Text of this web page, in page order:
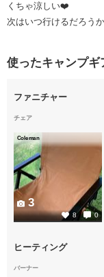
くちゃ涼しい❤️
次はいつ行けるだろうか
使ったキャンプギ
ファニチャー
チェア
Coleman
8 0
3
ヒーティング
バーナー